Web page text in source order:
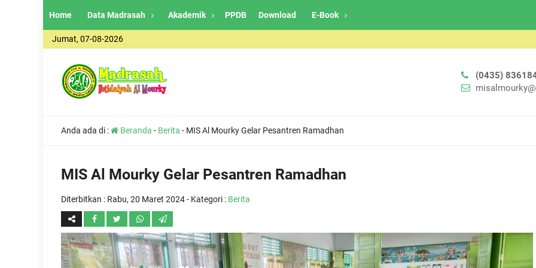
Home Data Madrasah Akademik PPDB Download E-Book
Jumat, 07-08-2026
(0435)
Anda ada di : Beranda - Berita - MIS Al Mourky Gelar Pesantren Ramadhan
MIS Al Mourky Gelar Pesantren Ramadhan
Diterbitkan : Rabu, 20 Maret 2024- Kategori : Berita